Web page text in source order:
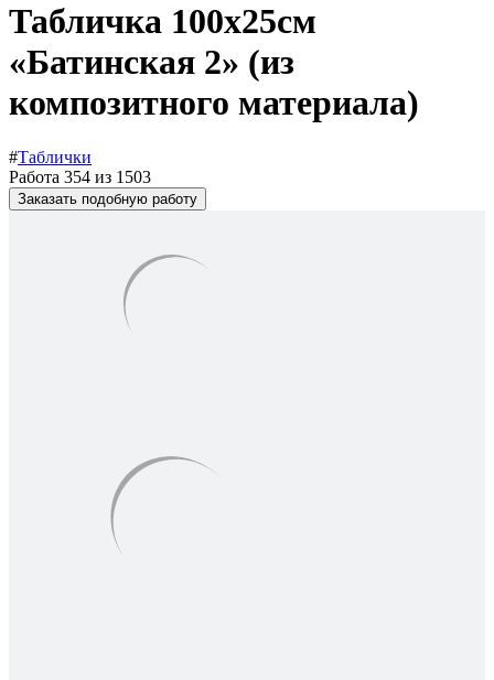
Табличка 100х25см
«Батинская 2» (из
композитного материала)
#Таблички
Работа 354 из 1503
Заказать подобную работу